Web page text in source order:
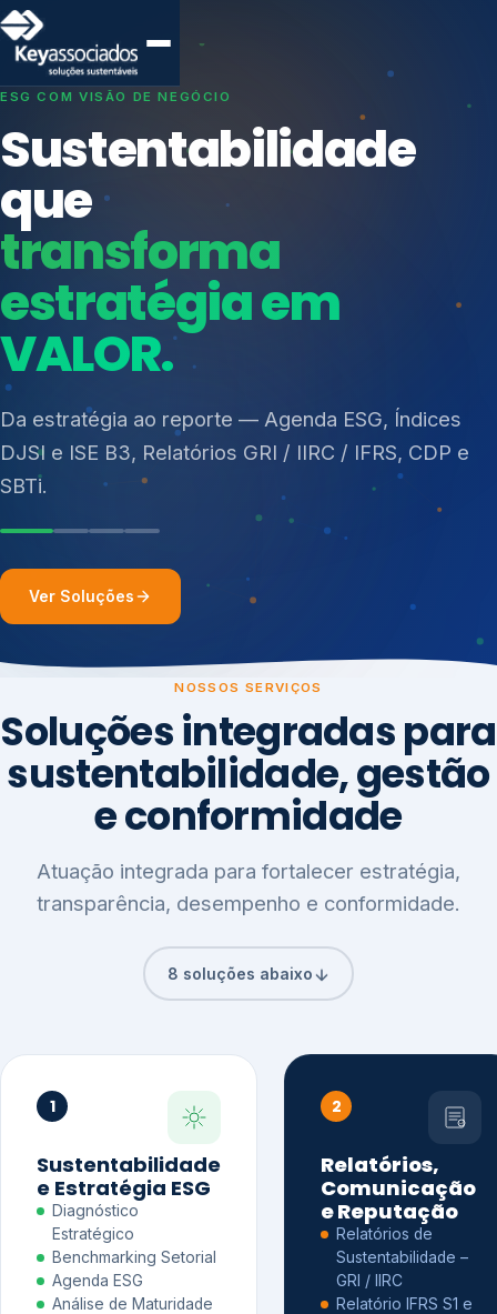
SISTEMAS DE GESTÃO OTIMIZADOS E INTEGRADOS
Conformidade que
protege seu
negócio.
Consultoria, auditoria e treinamentos em ISO 27001,
ISO 27701, ISO 42001, ISO 37001, ISO 9001, ISO
14001, ISO 45001, ONA e PNQ — Gestão de
resíduos sólidos (PGRS/PMGRS).
Índices de Mercado
Mudanças Climáticas
Reputação e Cadeia
Reporte Regulatório
Ver Soluções
NOSSOS SERVIÇOS
Soluções integradas para
sustentabilidade, gestão
e conformidade
Atuação integrada para fortalecer estratégia,
transparência, desempenho e conformidade.
8 soluções abaixo
1
Sustentabilidade
e Estratégia ESG
Diagnóstico
Estratégico
Benchmarking Setorial
Agenda ESG
Análise de Maturidade
2
Relatórios,
Comunicação
e Reputação
Relatórios de
Sustentabilidade –
GRI / IIRC
Relatório IFRS S1 e